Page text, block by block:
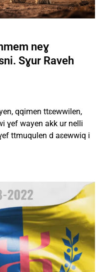
neɣ
Sɣur Raveh
qqimen ttɛewwilen,
ɣef wayen akk ur nelli
ttmuqulen d aɛewwiq i